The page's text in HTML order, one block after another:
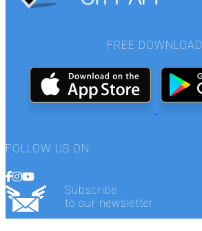
FREE DOWNLOAD
FOLLOW US ON
Subscribe
to our newsletter